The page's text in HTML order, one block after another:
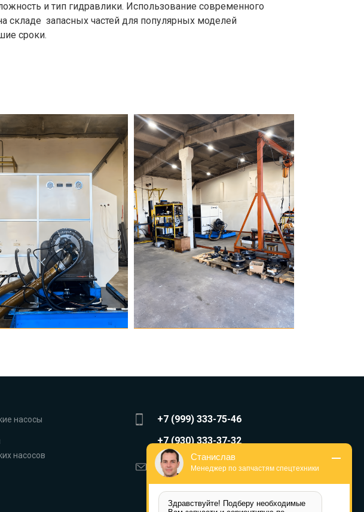
и тип гидравлики. Использование современного
складе запасных частей для популярных моделей
сроки.
насосы
насосов
+7 (999) 333-75-46
+7 (930) 333-37-32
zakaz@reduktor40.ru
Станислав
Менеджер по запчастям спецтехники
Здравствуйте! Подберу необходимые